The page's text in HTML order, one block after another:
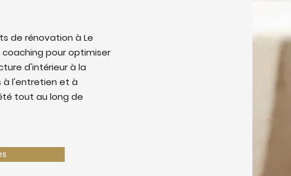
de rénovation à Le
pour optimiser
d'intérieur à la
à l'entretien et à
tout au long de